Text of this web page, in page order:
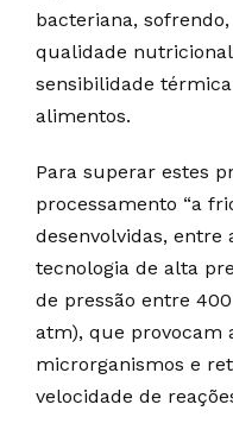
bacteriana,
qualidade
sensibilidade
alimentos.
Para superar estes
processamento “a
desenvolvidas, entre
tecnologia de alta
de pressão entre
atm), que provocam
microrganismos e
velocidade de